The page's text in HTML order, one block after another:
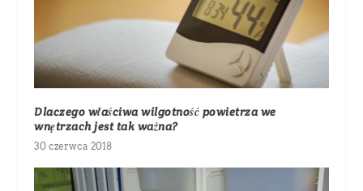
Dlaczego właściwa wilgotność powietrza we
wnętrzach jest tak ważna?
30 czerwca 2018